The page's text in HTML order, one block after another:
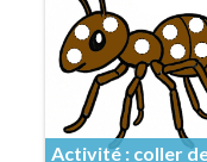
Activité : coller